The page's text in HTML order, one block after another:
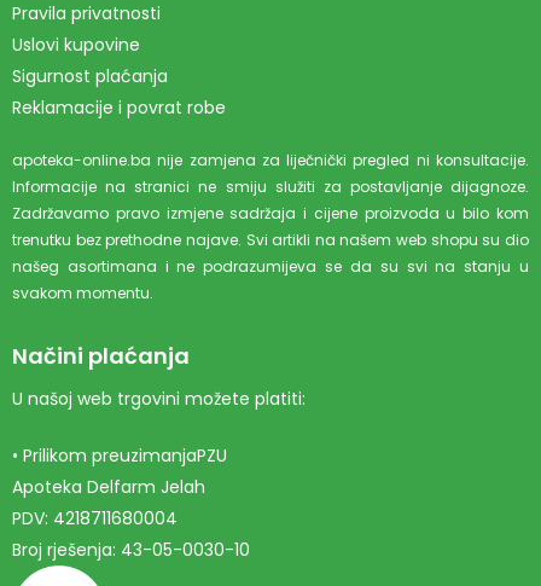
Pravila privatnosti
Uslovi kupovine
Sigurnost plaćanja
Reklamacije i povrat robe
apoteka-online.ba nije zamjena za liječnički pregled ni konsultacije.
Informacije na stranici ne smiju služiti za postavljanje dijagnoze.
Zadržavamo pravo izmjene sadržaja i cijene proizvoda u bilo kom
trenutku bez prethodne najave. Svi artikli na našem web shopu su dio
našeg asortimana i ne podrazumijeva se da su svi na stanju u
svakom momentu.
Načini plaćanja
U našoj web trgovini možete platiti:
• Prilikom preuzimanjaPZU
Apoteka Delfarm Jelah
PDV: 4218711680004
Broj rješenja: 43-05-0030-10